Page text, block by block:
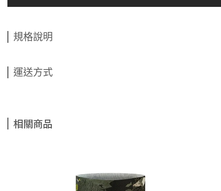
規格說明
運送方式
相關商品